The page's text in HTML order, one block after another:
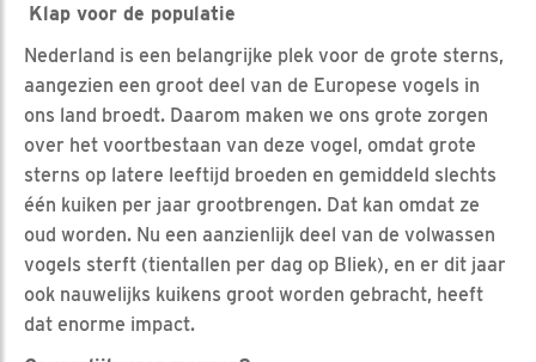
Klap voor de populatie
Nederland is een belangrijke plek voor de grote sterns,
aangezien een groot deel van de Europese vogels in
ons land broedt. Daarom maken we ons grote zorgen
over het voortbestaan van deze vogel, omdat grote
sterns op latere leeftijd broeden en gemiddeld slechts
één kuiken per jaar grootbrengen. Dat kan omdat ze
oud worden. Nu een aanzienlijk deel van de volwassen
vogels sterft (tientallen per dag op Bliek), en er dit jaar
ook nauwelijks kuikens groot worden gebracht, heeft
dat enorme impact.